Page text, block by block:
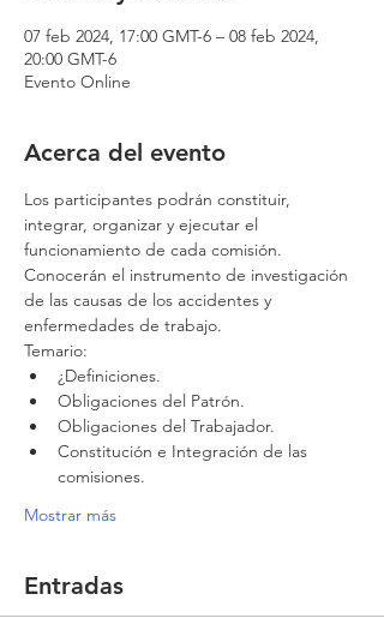
07 feb 2024, 17:00 GMT-6 – 08 feb 2024,
20:00 GMT-6
Evento Online
Acerca del evento
Los participantes podrán constituir,
integrar, organizar y ejecutar el
funcionamiento de cada comisión.
Conocerán el instrumento de investigación
de las causas de los accidentes y
enfermedades de trabajo.
Temario:
¿Definiciones.
Obligaciones del Patrón.
Obligaciones del Trabajador.
Constitución e Integración de las
comisiones.
Mostrar más
Entradas